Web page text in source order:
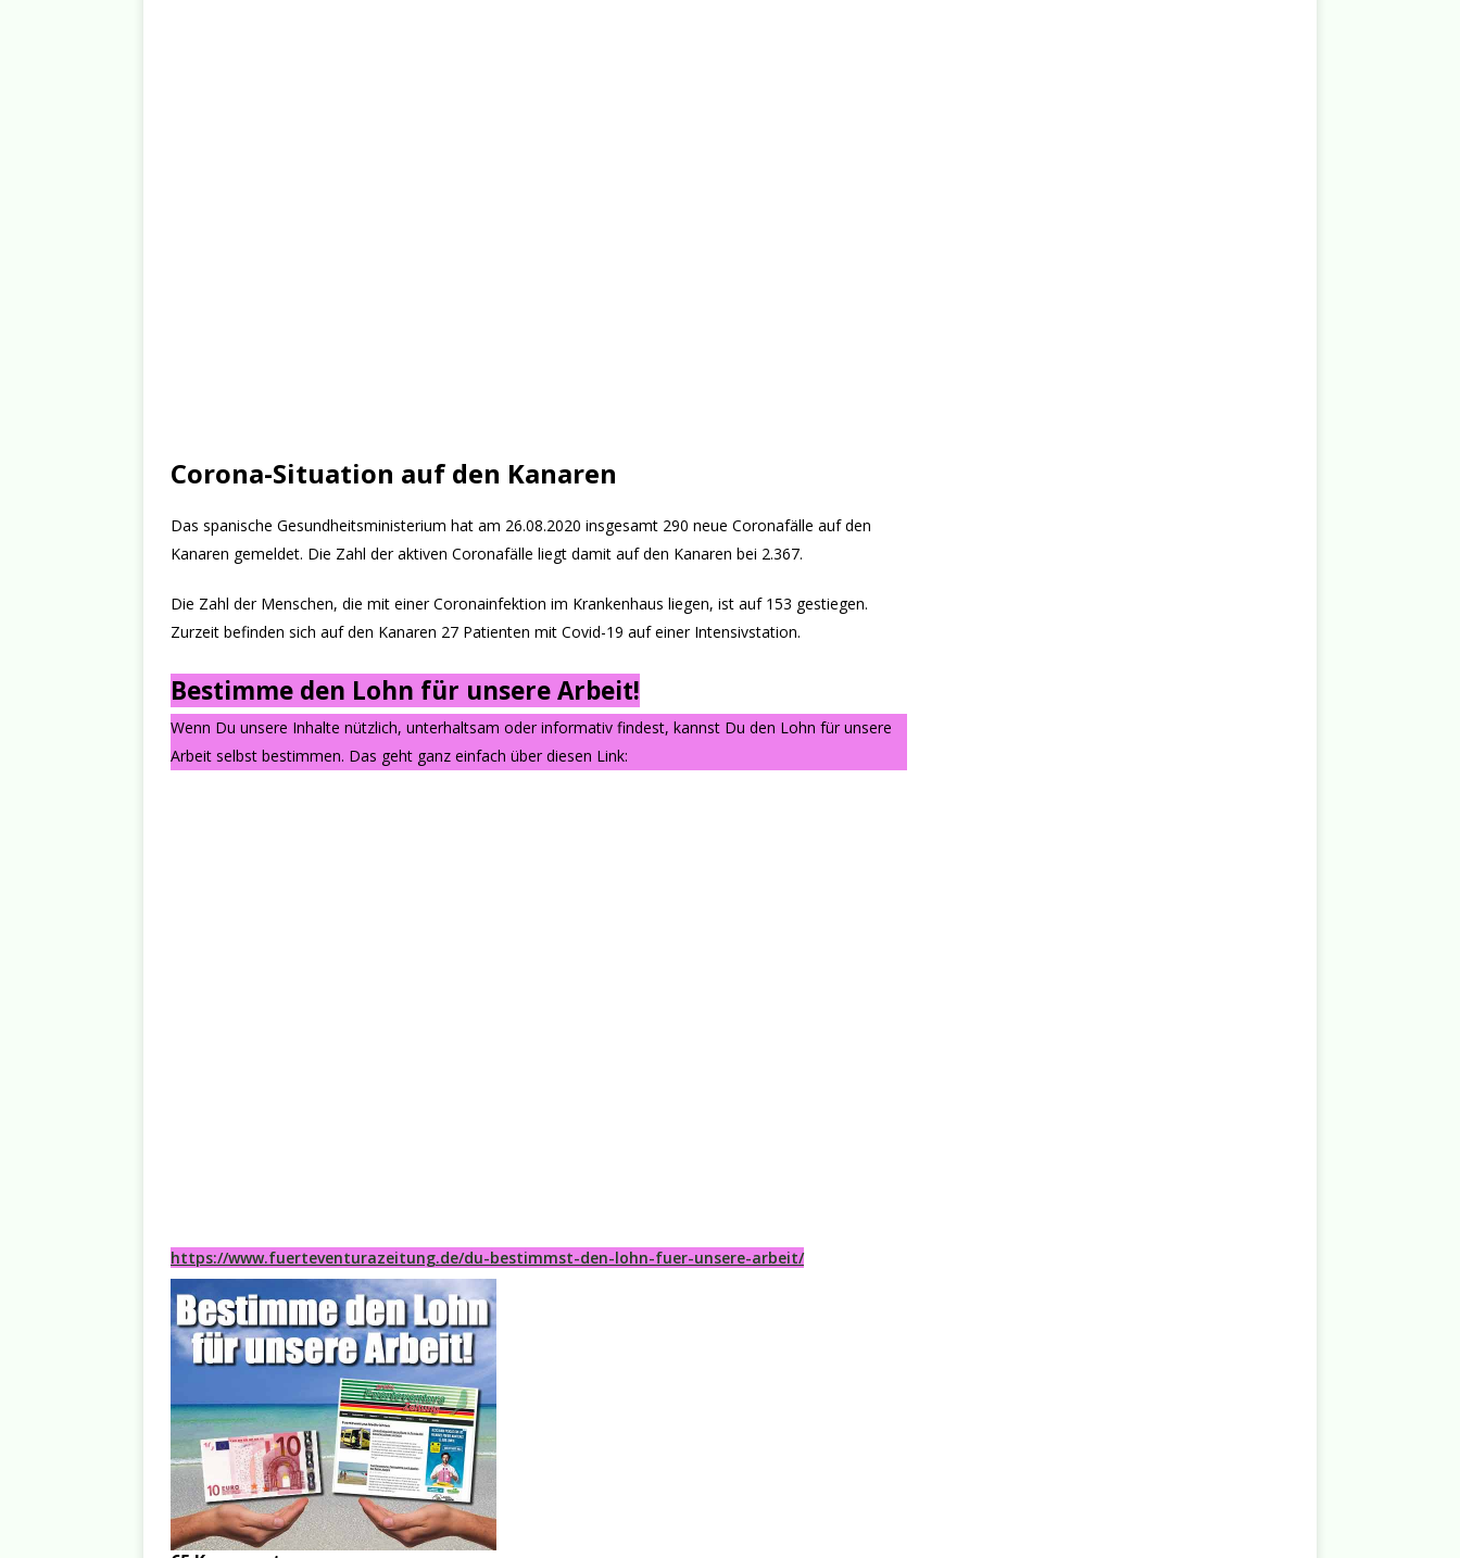
Corona-Situation auf den Kanaren
Das spanische Gesundheitsministerium hat am 26.08.2020 insgesamt 290 neue Coronafälle auf den
Kanaren gemeldet. Die Zahl der aktiven Coronafälle liegt damit auf den Kanaren bei 2.367.
Die Zahl der Menschen, die mit einer Coronainfektion im Krankenhaus liegen, ist auf 153 gestiegen.
Zurzeit befinden sich auf den Kanaren 27 Patienten mit Covid-19 auf einer Intensivstation.
Bestimme den Lohn für unsere Arbeit!
Wenn Du unsere Inhalte nützlich, unterhaltsam oder informativ findest, kannst Du den Lohn für unsere
Arbeit selbst bestimmen. Das geht ganz einfach über diesen Link:
https://www.fuerteventurazeitung.de/du-bestimmst-den-lohn-fuer-unsere-arbeit/